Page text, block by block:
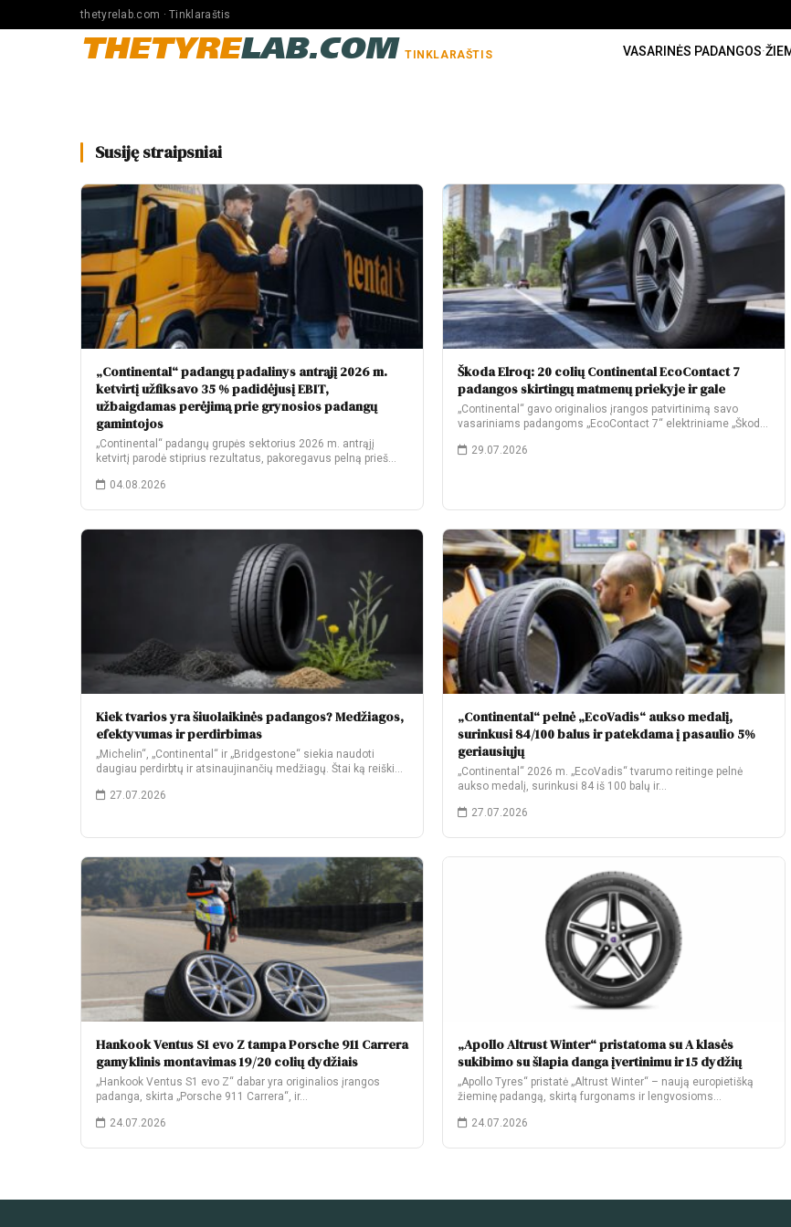
thetyrelab.com · Tinklaraštis
THETYRELAB.COM TINKLARAŠTIS VASARINĖS PADANGOS·
Susiję straipsniai
„Continental“ padangų padalinys antrąjį 2026 m.
ketvirtį užfiksavo 35 % padidėjusį EBIT,
užbaigdamas perėjimą prie grynosios padangų
gamintojos
„Continental“ padangų grupės sektorius 2026 m. antrąjį
ketvirtį parodė stiprius rezultatus, pakoregavus pelną prieš
04.08.2026
Škoda Elroq: 20 colių Continental EcoContact 7
padangos skirtingų matmenų priekyje ir gale
„Continental“ gavo originalios įrangos patvirtinimą savo
vasariniams padangoms „EcoContact 7“ elektriniame „Škoda
29.07.2026
Kiek tvarios yra šiuolaikinės padangos? Medžiagos,
efektyvumas ir perdirbimas
„Michelin“, „Continental“ ir „Bridgestone“ siekia naudoti
daugiau perdirbtų ir atsinaujinančių medžiagų. Štai ką reiškia
27.07.2026
„Continental“ pelnė „EcoVadis“ aukso medalį,
surinkusi 84/100 balus ir patekdama į pasaulio 5%
geriausiųjų
„Continental“ 2026 m. „EcoVadis“ tvarumo reitinge pelnė
aukso medalį, surinkusi 84 iš 100 balų ir…
27.07.2026
Hankook Ventus S1 evo Z tampa Porsche 911 Carrera
gamyklinis montavimas 19/20 colių dydžiais
„Hankook Ventus S1 evo Z“ dabar yra originalios įrangos
padanga, skirta „Porsche 911 Carrera“, ir…
24.07.2026
„Apollo Altrust Winter“ pristatoma su A klasės
sukibimo su šlapia danga įvertinimu ir 15 dydžių
„Apollo Tyres“ pristatė „Altrust Winter“ – naują europietišką
žieminę padangą, skirtą furgonams ir lengvosioms
24.07.2026